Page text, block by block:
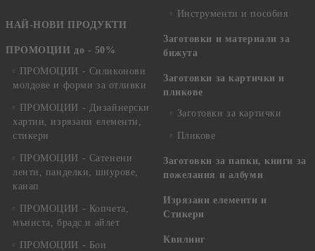
НАЙ-НОВИ ПРОДУКТИ
ПРОМОЦИИ до - 50%
ПРОМОЦИИ - Силиконови
молдове и форми за отливки
ПРОМОЦИИ - Дизайнерски
хартии, изрязани елементи,
стикери
ПРОМОЦИИ - Сатенени
ленти, панделки, шнурове,
канап
ПРОМОЦИИ - Копчета,
мъниста, брадс и айлет
ПРОМОЦИИ - Бои
Инструменти и пособия
Заготовки и материали за
бижута
Заготовки за картички и
пликове
Заготовки за картички
Пликове
Заготовки за папки, книги за
пожелания и албуми
Изрязани елементи и
Стикери
Квилинг